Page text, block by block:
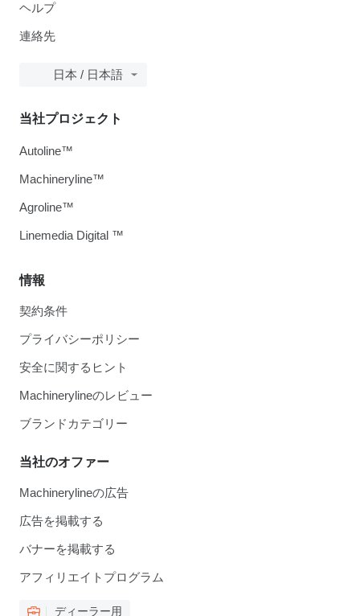
ヘルプ
連絡先
日本 / 日本語
情報
契約条件
プライバシーポリシー
安全に関するヒント
Machinerylineのレビュー
ブランドカテゴリー
当社のオファー
Machinerylineの広告
広告を掲載する
バナーを掲載する
アフィリエイトプログラム
ディーラー用
当社プロジェクト
Autoline™
Machineryline™
Agroline™
Linemedia Digital ™